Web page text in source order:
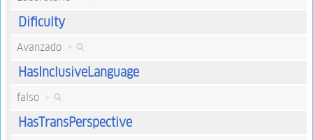
Dificulty
Avanzado +
HasInclusiveLanguage
falso +
HasTransPerspective